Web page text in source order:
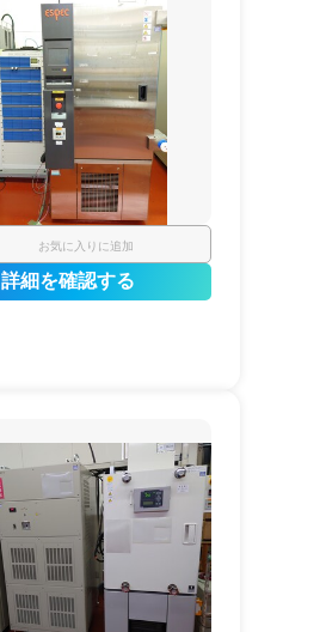
お気に入りに追加
詳細を確認する